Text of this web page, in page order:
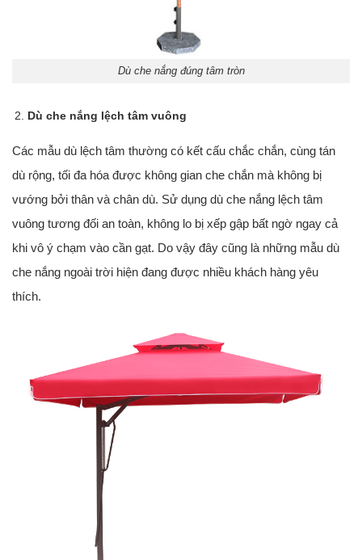
Dù che nắng đúng tâm tròn
Dù che nắng lệch tâm vuông
Các mẫu dù lệch tâm thường có kết cấu chắc chắn, cùng tán
dù rộng, tối đa hóa được không gian che chắn mà không bị
vướng bởi thân và chân dù. Sử dụng dù che nắng lệch tâm
vuông tương đối an toàn, không lo bị xếp gập bất ngờ ngay cả
khi vô ý chạm vào cần gạt. Do vậy đây cũng là những mẫu dù
che nắng ngoài trời hiện đang được nhiều khách hàng yêu
thích.